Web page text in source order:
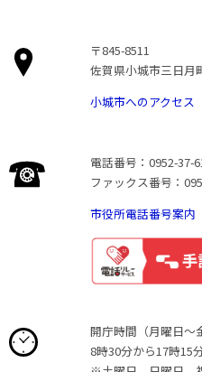
〒845-8511
佐賀県小城市三日月
小城市へのアクセス
電話番号：0952-37-
ファックス番号：
市役所電話番号案内
開庁時間（月曜日〜
8時30分から17時15